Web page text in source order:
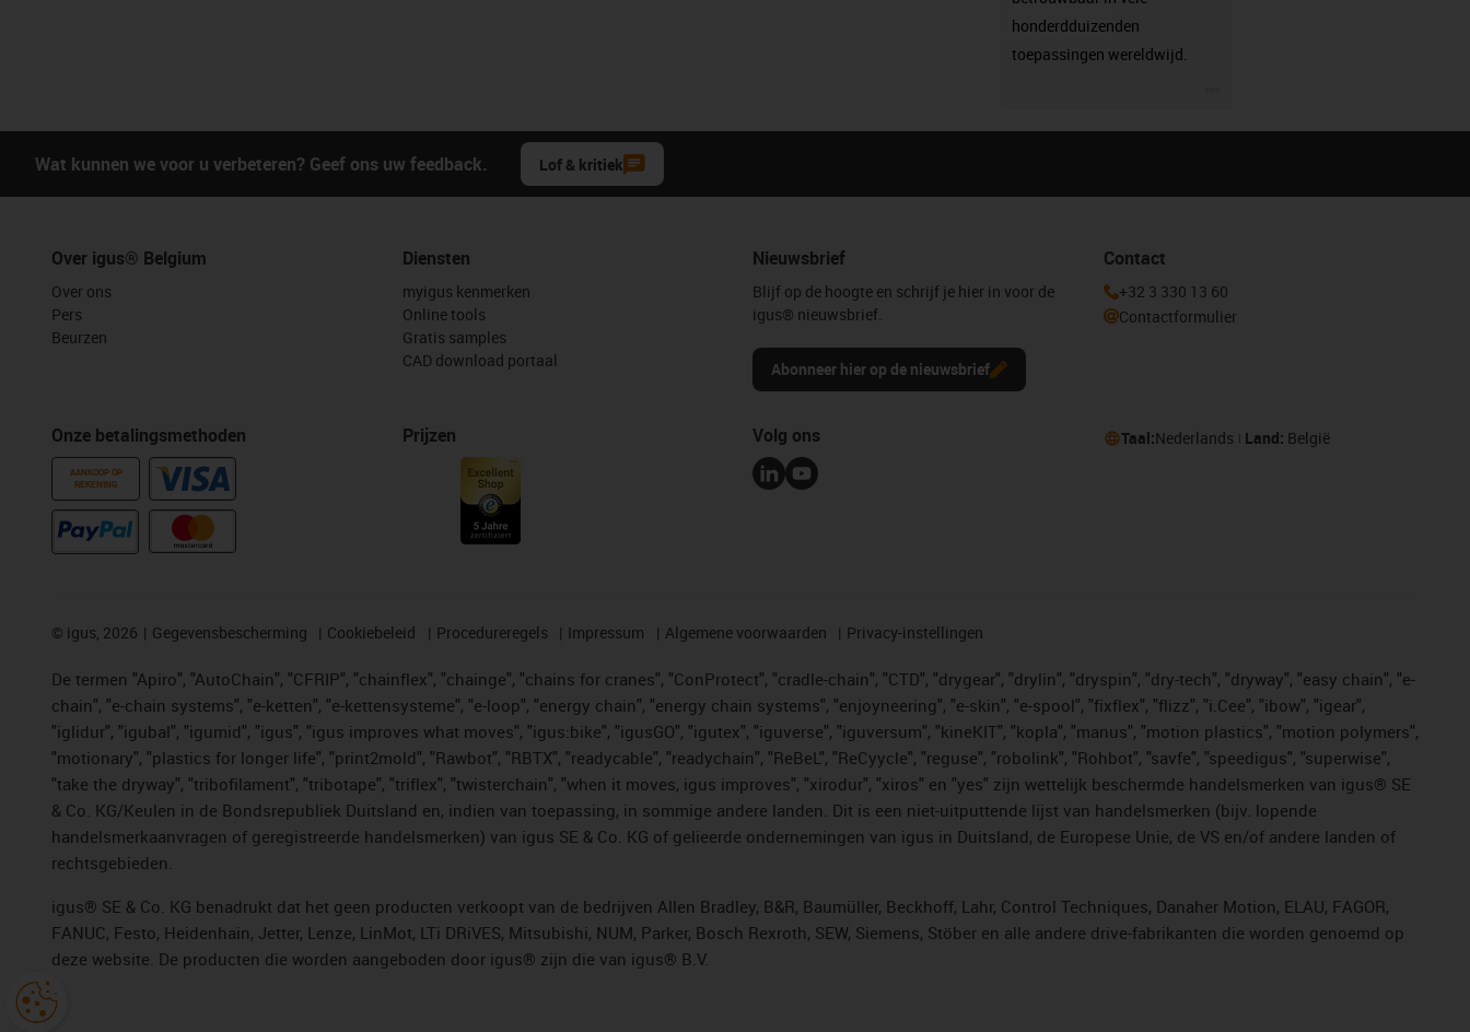
honderdduizenden
toepassingen wereldwijd.
Wat kunnen we voor u verbeteren? Geef ons uw feedback. Lof & kritiek
Over igus® Belgium
Over ons
Pers
Beurzen
Onze betalingsmethoden
AANKOOP OP
REKENING
Diensten
myigus kenmerken
Online tools
Gratis samples
CAD download portaal
Prijzen
Nieuwsbrief
Blijf op de hoogte en schrijf je hier in voor de
igus® nieuwsbrief.
Abonneer hier op de nieuwsbrief
Contact
+32 3 330 13 60
Contactformulier
Volg ons Taal:Nederlands Land: België
© igus, 2026 Gegevensbescherming Cookiebeleid Procedureregels Impressum Algemene voorwaarden Privacy-instellingen
De termen "Apiro", "AutoChain", "CFRIP", "chainflex", "chainge", "chains for cranes", "ConProtect", "cradle-chain", "CTD", "drygear", "drylin", "dryspin", "dry-tech", "dryway", "easy chain", "e-
chain", "e-chain systems", "e-ketten", "e-kettensysteme", "e-loop", "energy chain", "energy chain systems", "enjoyneering", "e-skin", "e-spool", "fixflex", "flizz", "i.Cee", "ibow", "igear",
"iglidur", "igubal", "igumid", "igus", "igus improves what moves", "igus:bike", "igusGO", "igutex", "iguverse", "iguversum", "kineKIT", "kopla", "manus", "motion plastics", "motion polymers",
"motionary", "plastics for longer life", "print2mold", "Rawbot", "RBTX", "readycable", "readychain", "ReBeL", "ReCyycle", "reguse", "robolink", "Rohbot", "savfe", "speedigus", "superwise",
"take the dryway", "tribofilament", "tribotape", "triflex", "twisterchain", "when it moves, igus improves", "xirodur", "xiros" en "yes" zijn wettelijk beschermde handelsmerken van igus® SE
& Co. KG/Keulen in de Bondsrepubliek Duitsland en, indien van toepassing, in sommige andere landen. Dit is een niet-uitputtende lijst van handelsmerken (bijv. lopende
handelsmerkaanvragen of geregistreerde handelsmerken) van igus SE & Co. KG of gelieerde ondernemingen van igus in Duitsland, de Europese Unie, de VS en/of andere landen of
rechtsgebieden.
igus® SE & Co. KG benadrukt dat het geen producten verkoopt van de bedrijven Allen Bradley, B&R, Baumüller, Beckhoff, Lahr, Control Techniques, Danaher Motion, ELAU, FAGOR,
FANUC, Festo, Heidenhain, Jetter, Lenze, LinMot, LTi DRiVES, Mitsubishi, NUM, Parker, Bosch Rexroth, SEW, Siemens, Stöber en alle andere drive-fabrikanten die worden genoemd op
deze website. De producten die worden aangeboden door igus® zijn die van igus® B.V.